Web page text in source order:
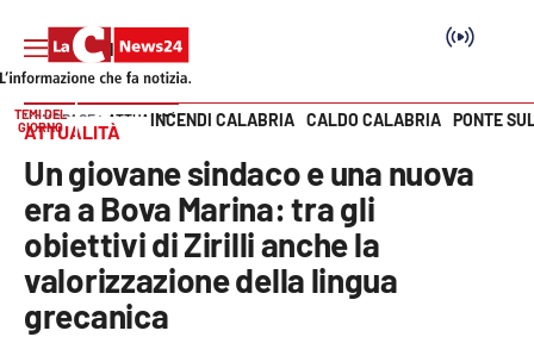
SEZIONI
Cronaca
Politica
Vai
TEMI DEL
GIORNO
INCENDI CALABRIA CALDO CALABRIA PONTE
HOME PAGE ATTUALITÀ
ATTUALITÀ
Un giovane sindaco e una nuova
era a Bova Marina: tra gli
obiettivi di Zirilli anche la
valorizzazione della lingua
grecanica